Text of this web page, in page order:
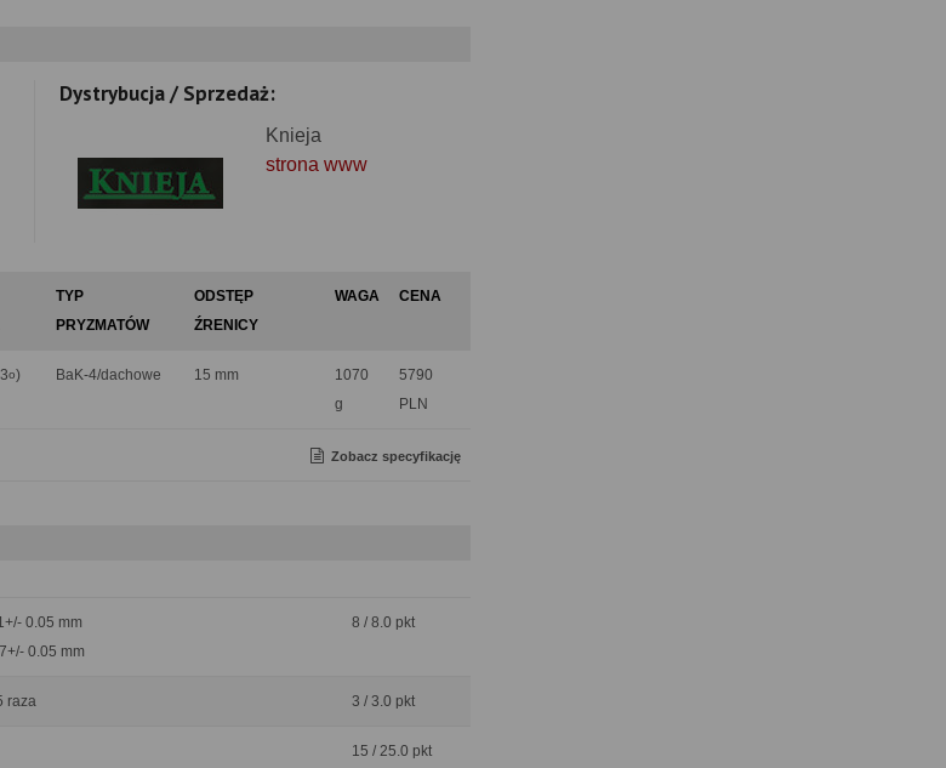
Dystrybucja / Sprzedaż:
Knieja
strona www
TYP
PRYZMATÓW
ODSTĘP
ŹRENICY
WAGA CENA
o) BaK-4/dachowe 15 mm
1070
g
5790
PLN
Zobacz specyfikację
0.05 mm
0.05 mm
8 / 8.0 pkt
raza 3 / 3.0 pkt
15 / 25.0 pkt